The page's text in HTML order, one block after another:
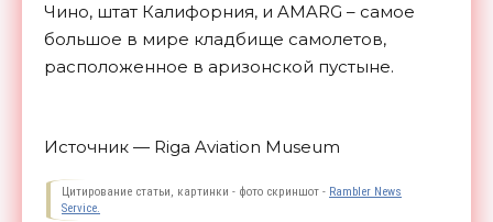
Чино, штат Калифорния, и AMARG – самое
большое в мире кладбище самолетов,
расположенное в аризонской пустыне.
Источник — Riga Aviation Museum
Цитирование статьи, картинки - фото скриншот - Rambler News
Service.